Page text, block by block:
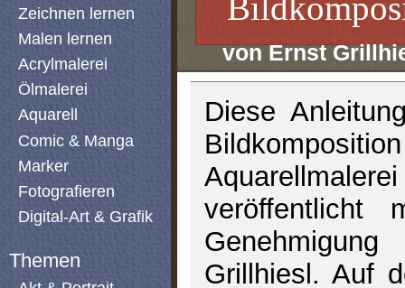
Zeichnen lernen
Malen lernen
Acrylmalerei
Ölmalerei
Aquarell
Comic & Manga
Marker
Fotografieren
Digital-Art & Grafik
Themen
von Ernst
Diese
veröffentlicht
Grillhiesl. Auf